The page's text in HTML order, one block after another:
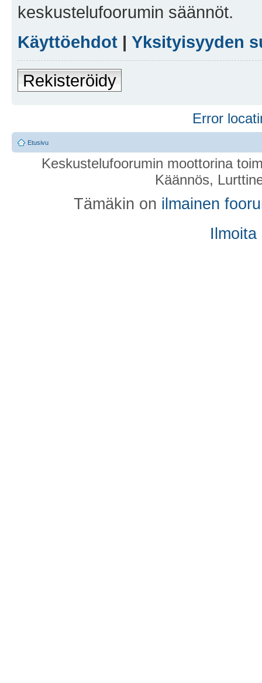
keskustelufoorumin säännöt.
Käyttöehdot | Yksityisyyden
Rekisteröidy
Error
Etusivu
Keskustelufoorumin moottorina
Käännös,
Tämäkin on ilmainen